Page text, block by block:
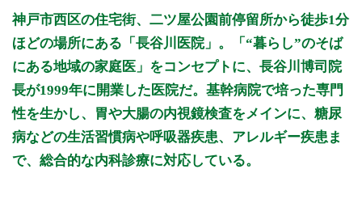
診療時間 月 月曜日
火 火曜日
水 水曜日
木木曜日
金金曜日
土 土曜日
日日曜日
祝
祝日
9:00 - 12:00
○ ○ ○ ○
○
16:30 - 19:00
○ ○ ○ ○
休診日：日曜・祝日
木・土曜午前のみ
☆お知らせ☆
第1・第3の土曜日のみ
神戸市西区の住宅街、二ツ屋公園前停留所から徒歩1分
ほどの場所にある「長谷川医院」。「“暮らし”のそば
にある地域の家庭医」をコンセプトに、長谷川博司院
長が1999年に開業した医院だ。基幹病院で培った専門
性を生かし、胃や大腸の内視鏡検査をメインに、糖尿
病などの生活習慣病や呼吸器疾患、アレルギー疾患ま
で、総合的な内科診療に対応している。